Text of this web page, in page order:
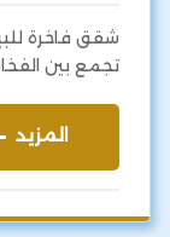
شقق فاخرة
تجمع بين
المزيد